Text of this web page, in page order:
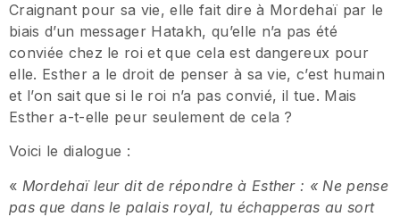
Craignant pour sa vie, elle fait dire à Mordehaï par le
biais d’un messager Hatakh, qu’elle n’a pas été
conviée chez le roi et que cela est dangereux pour
elle. Esther a le droit de penser à sa vie, c’est humain
et l’on sait que si le roi n’a pas convié, il tue. Mais
Esther a-t-elle peur seulement de cela ?
Voici le dialogue :
« Mordehaï leur dit de répondre à Esther : « Ne pense
pas que dans le palais royal, tu échapperas au sort